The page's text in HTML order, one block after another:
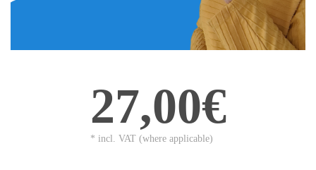
27,00€
* incl. VAT (where applicable)